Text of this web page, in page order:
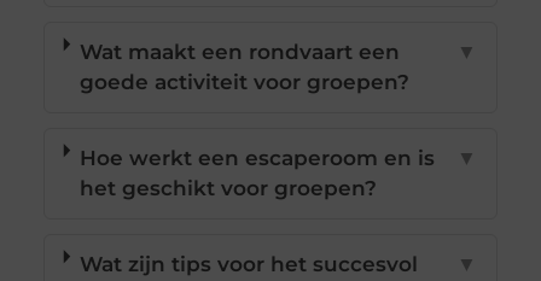
Wat maakt een rondvaart een
goede activiteit voor groepen?
▼
Hoe werkt een escaperoom en is
het geschikt voor groepen?
▼
Wat zijn tips voor het succesvol
▼